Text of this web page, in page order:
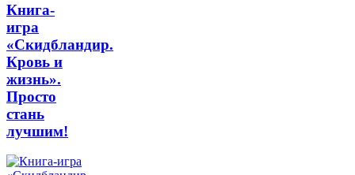
Книга-
игра
«Скидбландир.
Кровь и
жизнь».
Просто
стань
лучшим!